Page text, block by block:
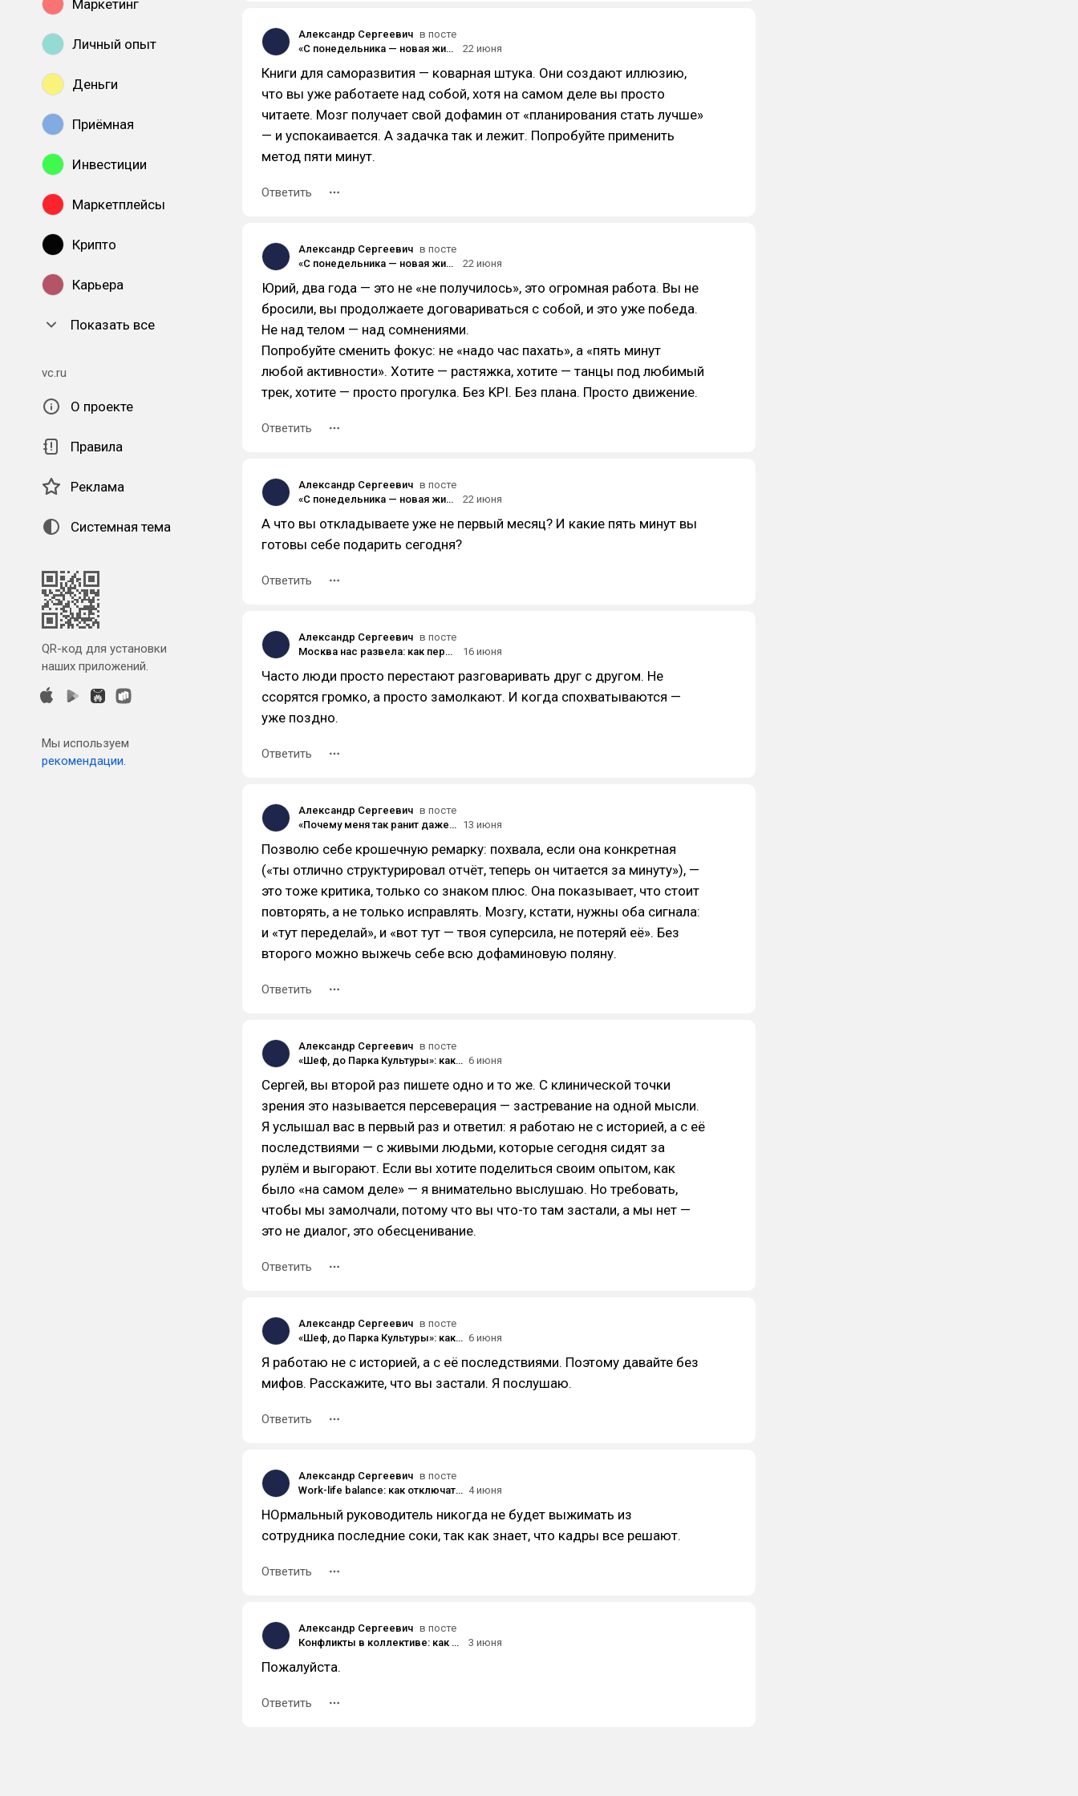
Маркетинг
Личный опыт
Деньги
Приёмная
Инвестиции
Маркетплейсы
Крипто
Карьера
Показать все
vc.ru
О проекте
Правила
Реклама
Системная тема
QR-код для установки
наших приложений.
Мы используем
рекомендации.
Александр Сергеевич в посте
«С понедельника — новая жизнь». Знакомо?
22 июня
Книги для саморазвития — коварная штука. Они создают иллюзию,
что вы уже работаете над собой, хотя на самом деле вы просто
читаете. Мозг получает свой дофамин от «планирования стать лучше»
— и успокаивается. А задачка так и лежит. Попробуйте применить
метод пяти минут.
Ответить
Александр Сергеевич в посте
«С понедельника — новая жизнь». Знакомо?
22 июня
Юрий, два года — это не «не получилось», это огромная работа. Вы не
бросили, вы продолжаете договариваться с собой, и это уже победа.
Не над телом — над сомнениями.
Попробуйте сменить фокус: не «надо час пахать», а «пять минут
любой активности». Хотите — растяжка, хотите — танцы под любимый
трек, хотите — просто прогулка. Без KPI. Без плана. Просто движение.
Ответить
Александр Сергеевич в посте
«С понедельника — новая жизнь». Знакомо?
22 июня
А что вы откладываете уже не первый месяц? И какие пять минут вы
готовы себе подарить сегодня?
Ответить
Александр Сергеевич в посте
Москва нас развела: как переезд в большой город едва не разрушил нашу семью
16 июня
Часто люди просто перестают разговаривать друг с другом. Не
ссорятся громко, а просто замолкают. И когда спохватываются —
уже поздно.
Ответить
Александр Сергеевич в посте
«Почему меня так ранит даже мягкая критика?» 13 июня
Позволю себе крошечную ремарку: похвала, если она конкретная
(«ты отлично структурировал отчёт, теперь он читается за минуту»), —
это тоже критика, только со знаком плюс. Она показывает, что стоит
повторять, а не только исправлять. Мозгу, кстати, нужны оба сигнала:
и «тут переделай», и «вот тут — твоя суперсила, не потеряй её». Без
второго можно выжечь себе всю дофаминовую поляну.
Ответить
Александр Сергеевич в посте
«Шеф, до Парка Культуры»: как таксист из элиты стал невидимкой. 6 июня
Сергей, вы второй раз пишете одно и то же. С клинической точки
зрения это называется персеверация — застревание на одной мысли.
Я услышал вас в первый раз и ответил: я работаю не с историей, а с её
последствиями — с живыми людьми, которые сегодня сидят за
рулём и выгорают. Если вы хотите поделиться своим опытом, как
было «на самом деле» — я внимательно выслушаю. Но требовать,
чтобы мы замолчали, потому что вы что-то там застали, а мы нет —
это не диалог, это обесценивание.
Ответить
Александр Сергеевич в посте
«Шеф, до Парка Культуры»: как таксист из элиты стал невидимкой. 6 июня
Я работаю не с историей, а с её последствиями. Поэтому давайте без
мифов. Расскажите, что вы застали. Я послушаю.
Ответить
Александр Сергеевич в посте
Work-life balance: как отключаться от рабочих задач, когда работа всегда с тобой 4 июня
НОрмальный руководитель никогда не будет выжимать из
сотрудника последние соки, так как знает, что кадры все решают.
Ответить
Александр Сергеевич в посте
Конфликты в коллективе: как экологично решать споры и не разрушить всё вокруг
3 июня
Пожалуйста.
Ответить